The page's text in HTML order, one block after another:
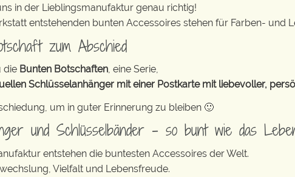
in der Lieblingsmanufaktur genau richtig!
entstehenden bunten Accessoires stehen für Farben- und
zum Abschied
die Bunten Botschaften, eine Serie,
Schlüsselanhänger mit einer Postkarte mit liebevoller,
um in guter Erinnerung zu bleiben 🙂
und Schlüsselbänder – so bunt wie das
entstehen die buntesten Accessoires der Welt.
Vielfalt und Lebensfreude.